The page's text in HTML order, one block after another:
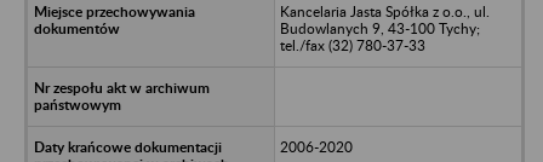
Kancelaria Jasta Spółka z o.o., ul.
Budowlanych 9, 43-100 Tychy;
tel./fax (32) 780-37-33
2006-2020